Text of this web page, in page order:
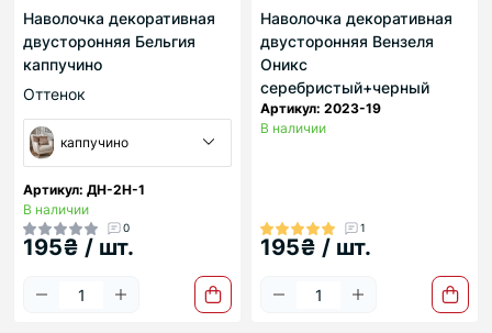
Наволочка декоративная
двусторонняя Бельгия
каппучино
Оттенок
каппучино
Артикул: ДН-2Н-1
В наличии
0
195₴ / шт.
Наволочка декоративная
двусторонняя Вензеля
Оникс
серебристый+черный
Артикул: 2023-19
В наличии
1
195₴ / шт.